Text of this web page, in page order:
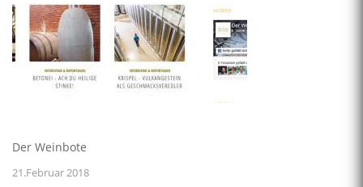
Der Weinbote
21.Februar 2018